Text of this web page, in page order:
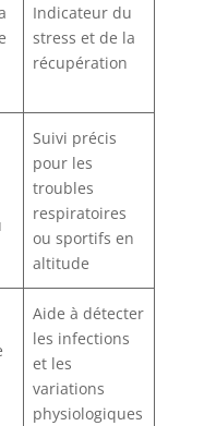
Indicateur du
stress et de la
récupération
Suivi précis
pour les
troubles
respiratoires
ou sportifs en
altitude
Aide à détecter
les infections
et les
variations
physiologiques